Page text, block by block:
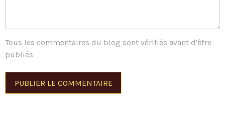
Tous les commentaires du blog sont vérifiés avant d'être
publiés